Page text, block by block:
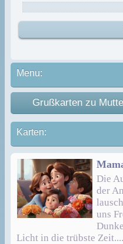
Menu:
Grußkarten zu
Karten:
Die
der
uns
Licht in die trübste Zeit....